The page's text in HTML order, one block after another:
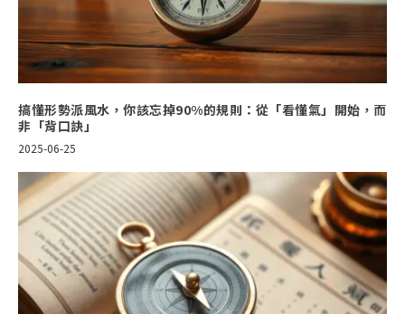
搞懂形勢派風水，你該忘掉90%的規則：從「看懂氣」開始，而
非「背口訣」
2025-06-25